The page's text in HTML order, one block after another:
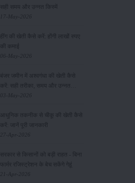
सही समय और उन्नत किस्में
17-May-2026
हींग की खेती कैसे करें: होंगी लाखों रुपए
की कमाई
06-May-2026
बंजर जमीन में अश्वगंधा की खेती कैसे
करें: सही तरीका, समय और उन्नत
तकनीकें
03-May-2026
आधुनिक तकनीक से चीकू की खेती कैसे
करें: जानें पूरी जानकारी
27-Apr-2026
सरकार से किसानों को बड़ी राहत - बिना
फार्मर रजिस्ट्रेशन के बेच सकेंगे गेहूं
21-Apr-2026